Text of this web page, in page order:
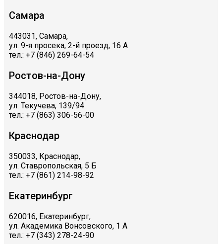
Самара
443031, Самара,
ул. 9-я просека, 2-й проезд, 16 А
тел.: +7 (846) 269-64-54
Ростов-на-Дону
344018, Ростов-на-Дону,
ул. Текучева, 139/94
тел.: +7 (863) 306-56-00
Краснодар
350033, Краснодар,
ул. Ставропольская, 5 Б
тел.: +7 (861) 214-98-92
Екатеринбург
620016, Екатеринбург,
ул. Академика Вонсовского, 1 А
тел.: +7 (343) 278-24-90